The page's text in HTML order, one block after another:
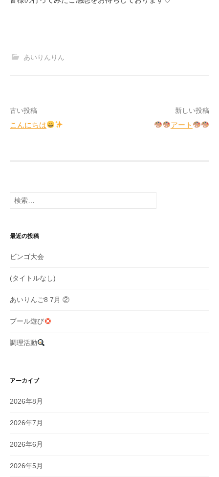
あいりんりん
投
稿
ー
ョ
ン
古い投稿
こんにちは
新しい投稿
アート
検
索:
最近の投稿
ビンゴ大会
(タイトルなし)
あいりんご8 7月 ②
プール遊び
調理活動
アーカイブ
2026年8月
2026年7月
2026年6月
2026年5月